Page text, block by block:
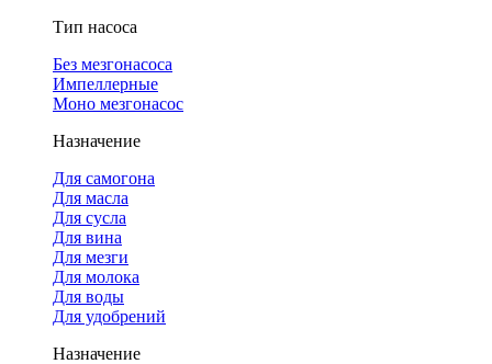
Тип насоса
Без мезгонасоса
Импеллерные
Моно мезгонасос
Назначение
Для самогона
Для масла
Для сусла
Для вина
Для мезги
Для молока
Для воды
Для удобрений
Назначение